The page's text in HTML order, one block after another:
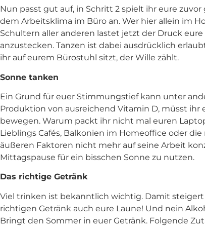
Nun passt gut auf, in Schritt 2 spielt ihr eure
dem Arbeitsklima im Büro an. Wer hier allein im
Schultern aller anderen lastet jetzt der Druck
anzustecken. Tanzen ist dabei ausdrücklich
ihr auf eurem Bürostuhl sitzt, der Wille zählt.
Sonne tanken
Ein Grund für euer Stimmungstief kann unter
Produktion von ausreichend Vitamin D, müsst
bewegen. Warum packt ihr nicht mal euren
Lieblings Cafés, Balkonien im Homeoffice oder
äußeren Faktoren nicht mehr auf seine Arbeit
Mittagspause für ein bisschen Sonne zu nutzen.
Das richtige Getränk
Viel trinken ist bekanntlich wichtig. Damit
richtigen Getränk auch eure Laune! Und nein
Bringt den Sommer in euer Getränk. Folgende